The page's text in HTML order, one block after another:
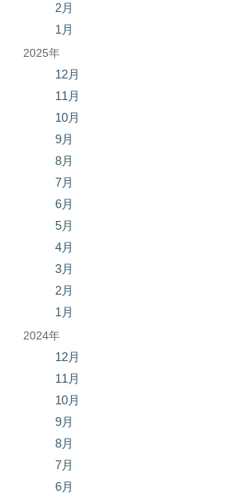
2月
1月
2025年
12月
11月
10月
9月
8月
7月
6月
5月
4月
3月
2月
1月
2024年
12月
11月
10月
9月
8月
7月
6月